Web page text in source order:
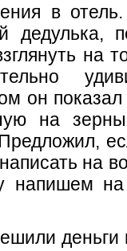
в
на
он
на
на
напишем на
деньги